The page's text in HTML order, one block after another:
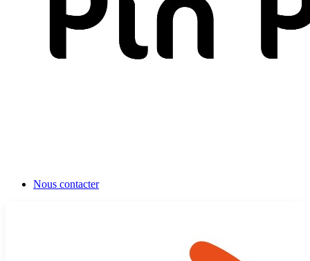
Nous contacter